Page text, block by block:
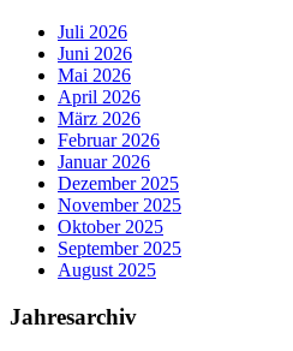
Juli 2026
Juni 2026
Mai 2026
April 2026
März 2026
Februar 2026
Januar 2026
Dezember 2025
November 2025
Oktober 2025
September 2025
August 2025
Jahresarchiv